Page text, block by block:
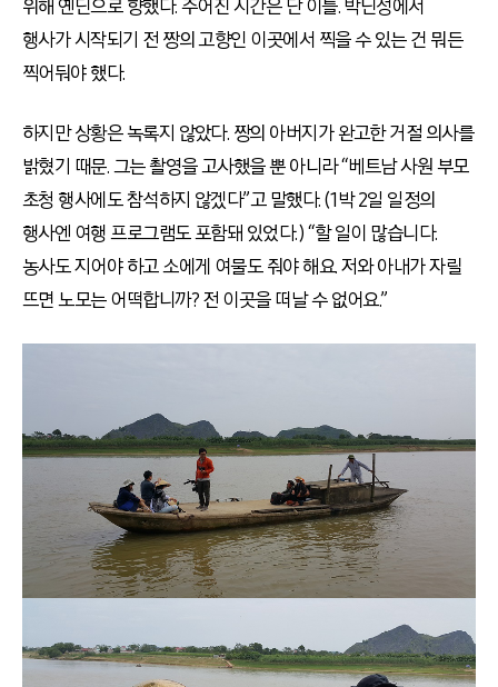
위해 옌딘으로 향했다. 주어진 시간은 단 이틀. 박닌성에서
행사가 시작되기 전 짱의 고향인 이곳에서 찍을 수 있는 건 뭐든
찍어둬야 했다.
하지만 상황은 녹록지 않았다. 짱의 아버지가 완고한 거절 의사를
밝혔기 때문. 그는 촬영을 고사했을 뿐 아니라 “베트남 사원 부모
초청 행사에도 참석하지 않겠다”고 말했다. (1박 2일 일정의
행사엔 여행 프로그램도 포함돼 있었다.) “할 일이 많습니다.
농사도 지어야 하고 소에게 여물도 줘야 해요. 저와 아내가 자릴
뜨면 노모는 어떡합니까? 전 이곳을 떠날 수 없어요.”